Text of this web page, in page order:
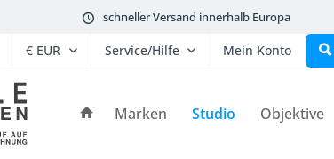
schneller Versand innerhalb Europa
Service/Hilfe Mein Konto
Marken Studio Objektive